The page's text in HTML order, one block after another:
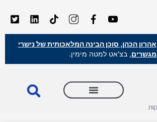
אהרון הכהן, סוכן הבינה המלאכותית של נישרי
מגשרים, בצ'אט למטה מימין.